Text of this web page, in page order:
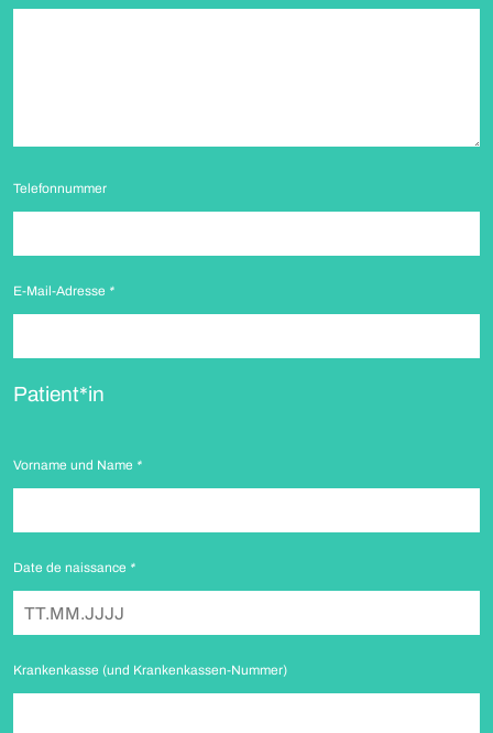
Telefonnummer
E-Mail-Adresse *
Patient*in
Vorname und Name *
Date de naissance *
Krankenkasse (und Krankenkassen-Nummer)